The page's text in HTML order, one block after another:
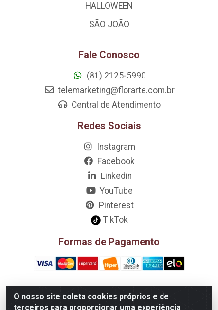
O nosso site coleta cookies próprios e de
terceiros para proporcionar uma experiência
HALLOWEEN
SÃO JOÃO
Fale Conosco
(81) 2125-5990
telemarketing@florarte.com.br
Central de Atendimento
Redes Sociais
Instagram
Facebook
Linkedin
YouTube
Pinterest
TikTok
Formas de Pagamento
D&A Decoração e Ambientação LTDA - Rua Riachão, 807 –